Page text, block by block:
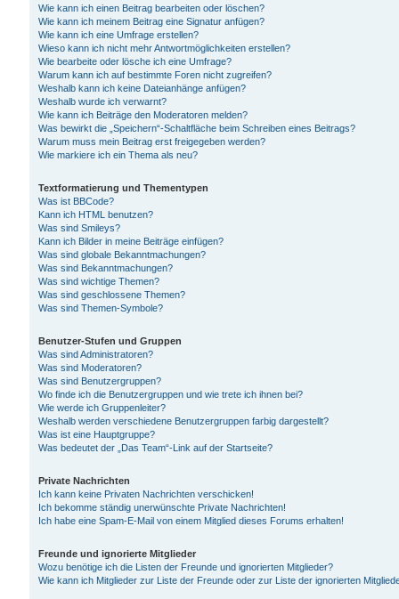
Wie kann ich einen Beitrag bearbeiten oder löschen?
Wie kann ich meinem Beitrag eine Signatur anfügen?
Wie kann ich eine Umfrage erstellen?
Wieso kann ich nicht mehr Antwortmöglichkeiten erstellen?
Wie bearbeite oder lösche ich eine Umfrage?
Warum kann ich auf bestimmte Foren nicht zugreifen?
Weshalb kann ich keine Dateianhänge anfügen?
Weshalb wurde ich verwarnt?
Wie kann ich Beiträge den Moderatoren melden?
Was bewirkt die „Speichern“-Schaltfläche beim Schreiben eines Beitrags?
Warum muss mein Beitrag erst freigegeben werden?
Wie markiere ich ein Thema als neu?
Textformatierung und Thementypen
Was ist BBCode?
Kann ich HTML benutzen?
Was sind Smileys?
Kann ich Bilder in meine Beiträge einfügen?
Was sind globale Bekanntmachungen?
Was sind Bekanntmachungen?
Was sind wichtige Themen?
Was sind geschlossene Themen?
Was sind Themen-Symbole?
Benutzer-Stufen und Gruppen
Was sind Administratoren?
Was sind Moderatoren?
Was sind Benutzergruppen?
Wo finde ich die Benutzergruppen und wie trete ich ihnen bei?
Wie werde ich Gruppenleiter?
Weshalb werden verschiedene Benutzergruppen farbig dargestellt?
Was ist eine Hauptgruppe?
Was bedeutet der „Das Team“-Link auf der Startseite?
Private Nachrichten
Ich kann keine Privaten Nachrichten verschicken!
Ich bekomme ständig unerwünschte Private Nachrichten!
Ich habe eine Spam-E-Mail von einem Mitglied dieses Forums erhalten!
Freunde und ignorierte Mitglieder
Wozu benötige ich die Listen der Freunde und ignorierten Mitglieder?
Wie kann ich Mitglieder zur Liste der Freunde oder zur Liste der ignorierten